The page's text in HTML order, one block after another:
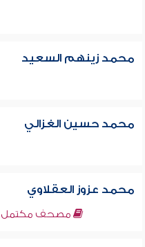
محمد زينهم السعيد
محمد حسين الغزالي
محمد عزوز العقلاوي
مصحف مكتمل